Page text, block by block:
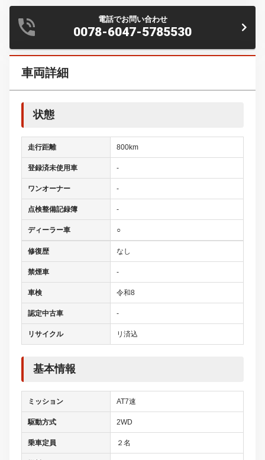
電話でお問い合わせ
0078-6047-5785530
車両詳細
状態
走行距離 800km
登録済未使用車 -
ワンオーナー -
点検整備記録簿 -
ディーラー車 ○
修復歴 なし
禁煙車 -
車検 令和8
認定中古車 -
リサイクル リ済込
基本情報
ミッション AT7速
駆動方式 2WD
乗車定員 ２名